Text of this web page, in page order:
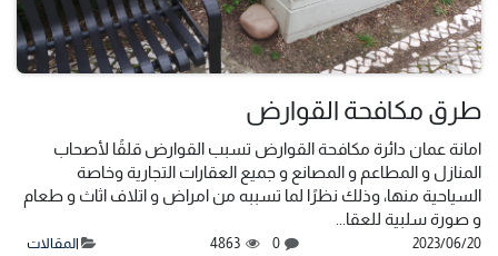
طرق مكافحة القوارض
امانة عمان دائرة مكافحة القوارض تسبب القوارض قلقًا لأصحاب
المنازل و المطاعم و المصانع و جميع العقارات التجارية وخاصة
السياحية منها، وذلك نظرًا لما تسببه من امراض و اتلاف اثاث و طعام
و صورة سلبية للعقا...
20‏/06‏/2023
0
4863 المقالات